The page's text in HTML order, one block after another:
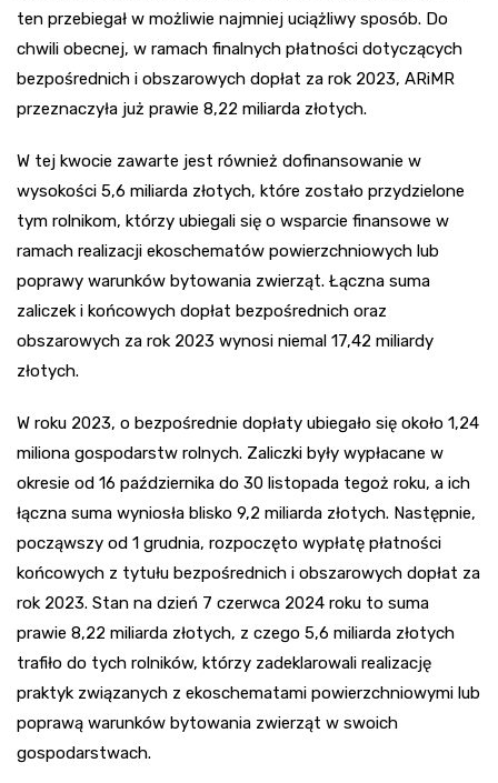
ten przebiegał w możliwie najmniej uciążliwy sposób. Do
chwili obecnej, w ramach finalnych płatności dotyczących
bezpośrednich i obszarowych dopłat za rok 2023, ARiMR
przeznaczyła już prawie 8,22 miliarda złotych.
W tej kwocie zawarte jest również dofinansowanie w
wysokości 5,6 miliarda złotych, które zostało przydzielone
tym rolnikom, którzy ubiegali się o wsparcie finansowe w
ramach realizacji ekoschematów powierzchniowych lub
poprawy warunków bytowania zwierząt. Łączna suma
zaliczek i końcowych dopłat bezpośrednich oraz
obszarowych za rok 2023 wynosi niemal 17,42 miliardy
złotych.
W roku 2023, o bezpośrednie dopłaty ubiegało się około 1,24
miliona gospodarstw rolnych. Zaliczki były wypłacane w
okresie od 16 października do 30 listopada tegoż roku, a ich
łączna suma wyniosła blisko 9,2 miliarda złotych. Następnie,
począwszy od 1 grudnia, rozpoczęto wypłatę płatności
końcowych z tytułu bezpośrednich i obszarowych dopłat za
rok 2023. Stan na dzień 7 czerwca 2024 roku to suma
prawie 8,22 miliarda złotych, z czego 5,6 miliarda złotych
trafiło do tych rolników, którzy zadeklarowali realizację
praktyk związanych z ekoschematami powierzchniowymi lub
poprawą warunków bytowania zwierząt w swoich
gospodarstwach.